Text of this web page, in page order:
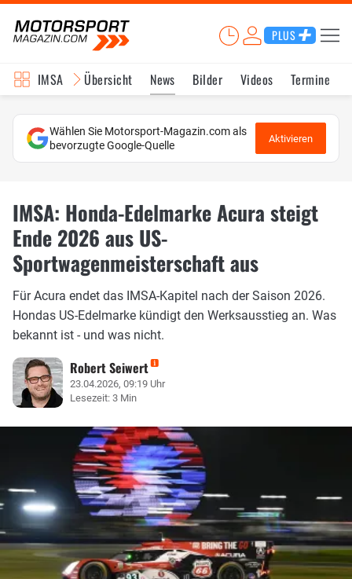
PLUS
IMSA Übersicht News Bilder Videos Termine
Wählen Sie Motorsport-Magazin.com als
bevorzugte Google-Quelle
Aktivieren
IMSA: Honda-Edelmarke Acura steigt
Ende 2026 aus US-
Sportwagenmeisterschaft aus
Für Acura endet das IMSA-Kapitel nach der Saison 2026.
Hondas US-Edelmarke kündigt den Werksausstieg an. Was
bekannt ist - und was nicht.
Robert Seiwert
23.04.2026, 09:19 Uhr
Lesezeit: 3 Min